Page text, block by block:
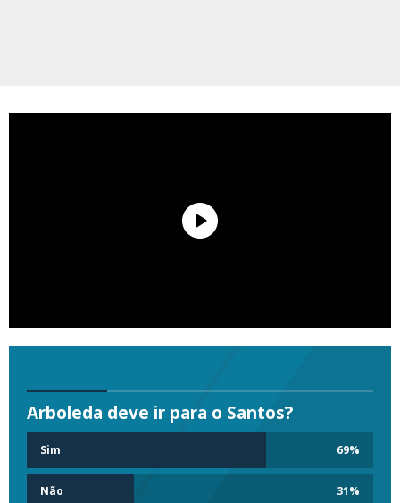
Arboleda deve ir para o Santos?
Sim 69%
Não 31%